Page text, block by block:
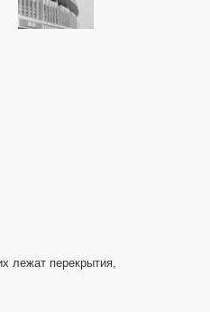
лежат перекрытия,